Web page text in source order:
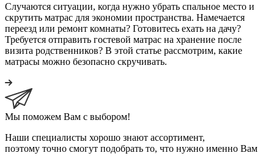
Случаются ситуации, когда нужно убрать спальное место и
скрутить матрас для экономии пространства. Намечается
переезд или ремонт комнаты? Готовитесь ехать на дачу?
Требуется отправить гостевой матрас на хранение после
визита родственников? В этой статье рассмотрим, какие
матрасы можно безопасно скручивать.
Мы поможем Вам с выбором!
Наши специалисты хорошо знают ассортимент,
поэтому точно смогут подобрать то, что нужно именно Вам